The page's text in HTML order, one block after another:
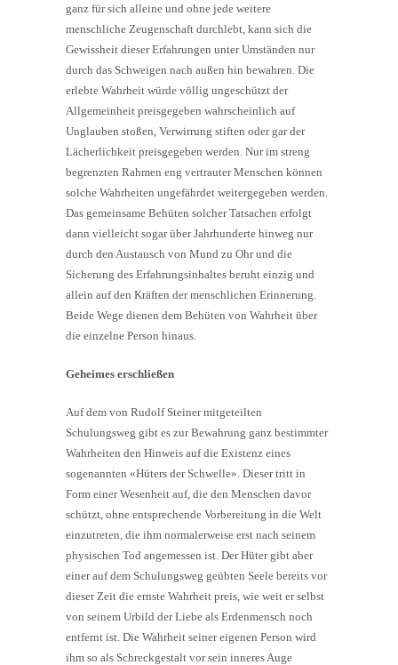
ganz für sich alleine und ohne jede weitere
menschliche Zeugenschaft durchlebt, kann sich die
Gewissheit dieser Erfahrungen unter Umständen nur
durch das Schweigen nach außen hin bewahren. Die
erlebte Wahrheit würde völlig ungeschützt der
Allgemeinheit preisgegeben wahrscheinlich auf
Unglauben stoßen, Verwirrung stiften oder gar der
Lächerlichkeit preisgegeben werden. Nur im streng
begrenzten Rahmen eng vertrauter Menschen können
solche Wahrheiten ungefährdet weitergegeben werden.
Das gemeinsame Behüten solcher Tatsachen erfolgt
dann vielleicht sogar über Jahrhunderte hinweg nur
durch den Austausch von Mund zu Ohr und die
Sicherung des Erfahrungsinhaltes beruht einzig und
allein auf den Kräften der menschlichen Erinnerung.
Beide Wege dienen dem Behüten von Wahrheit über
die einzelne Person hinaus.
Geheimes erschließen
Auf dem von Rudolf Steiner mitgeteilten
Schulungsweg gibt es zur Bewahrung ganz bestimmter
Wahrheiten den Hinweis auf die Existenz eines
sogenannten «Hüters der Schwelle». Dieser tritt in
Form einer Wesenheit auf, die den Menschen davor
schützt, ohne entsprechende Vorbereitung in die Welt
einzutreten, die ihm normalerweise erst nach seinem
physischen Tod angemessen ist. Der Hüter gibt aber
einer auf dem Schulungsweg geübten Seele bereits vor
dieser Zeit die ernste Wahrheit preis, wie weit er selbst
von seinem Urbild der Liebe als Erdenmensch noch
entfernt ist. Die Wahrheit seiner eigenen Person wird
ihm so als Schreckgestalt vor sein inneres Auge